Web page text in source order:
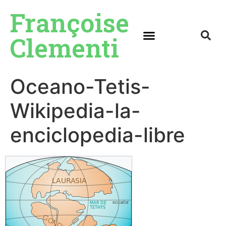
Françoise
Clementi
Oceano-Tetis-
Wikipedia-la-
enciclopedia-libre